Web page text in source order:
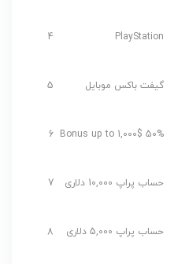
4
5 گیفت باکس موبایل
6
7 حساب پراپ 10,000 دلاری
8 حساب پراپ 5,000 دلاری